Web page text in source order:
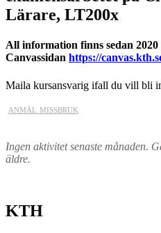
Lärare, LT200x
All information finns sedan 2020
Canvassidan https://
Maila kursansvarig ifall du vill bli
anmäl missbruk
Ingen aktivitet senaste månaden.
äldre.
KTH